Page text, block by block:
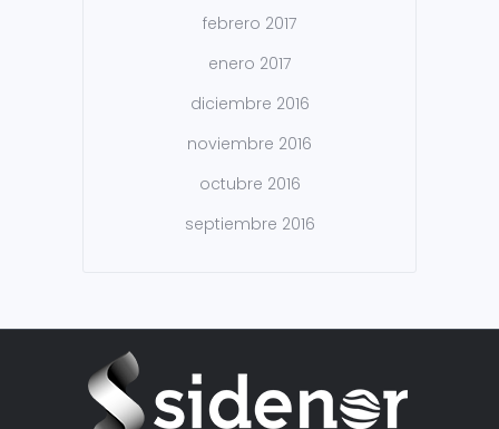
febrero 2017
enero 2017
diciembre 2016
noviembre 2016
octubre 2016
septiembre 2016